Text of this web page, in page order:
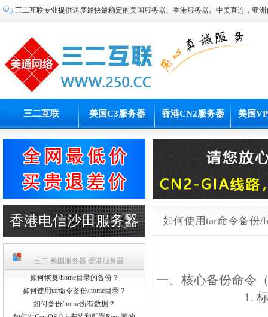
三二互联专业提供速度最快最稳定的美国服务器、香港服务器。中美直连，亚洲
三二互联 美国C3服务器 香港CN2服务器 美国
香港电信沙田服务器
三二 美国服务器 香港服务器
如何恢复/home目录的备份？
如何使用tar命令备份/home目录？
如何备份/home所有数据？
如何使用tar命令备份/
一、核心备份命令
1.